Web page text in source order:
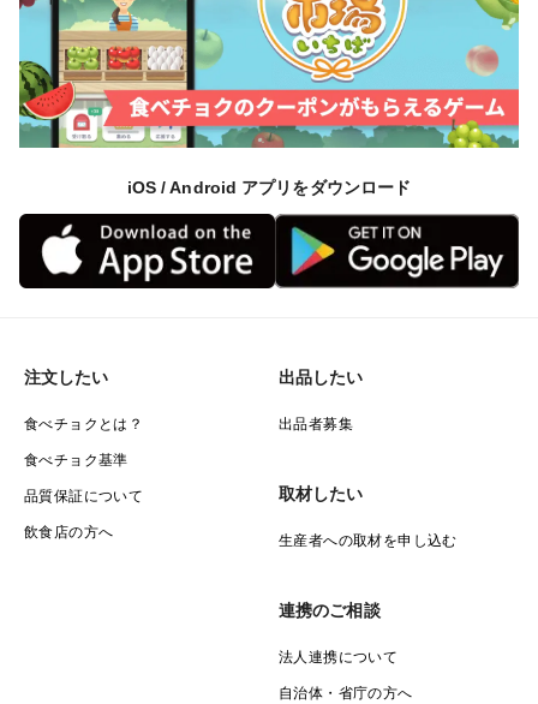
iOS / Android アプリをダウンロード
注文したい
食べチョクとは？
食べチョク基準
品質保証について
飲食店の方へ
出品したい
出品者募集
取材したい
生産者への取材を申し込む
連携のご相談
法人連携について
自治体・省庁の方へ